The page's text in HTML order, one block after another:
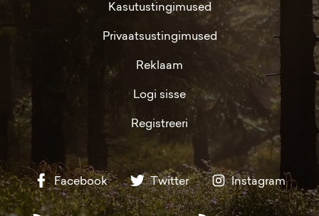
Kasutustingimused
Privaatsustingimused
Reklaam
Logi sisse
Registreeri
Facebook Twitter Instagram